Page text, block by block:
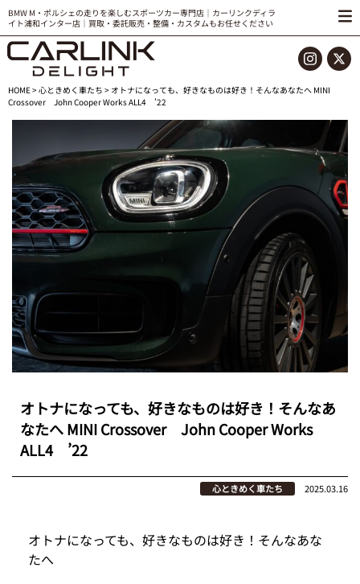
BMW M・ポルシェの走りを楽しむスポーツカー専門店｜カーリンクディラ
イト浦和インター店｜買取・委託販売・整備・カスタムもお任せください
HOME>心ときめく車たち > オトナになっても、好きなものは好き！そんなあなたへ MINI
Crossover John Cooper Works ALL4 ’22
オトナになっても、好きなものは好き！そんなあ
なたへ MINI Crossover John Cooper Works
ALL4 ’22
心ときめく車たち 2025.03.16
オトナになっても、好きなものは好き！そんなあな
たへ